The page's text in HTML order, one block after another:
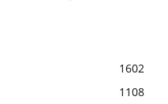
1602
1108